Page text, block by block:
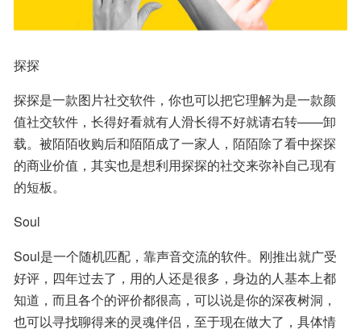
探探
探探是一款图片社交软件，你也可以把它理解为是一款颜
值社交软件，长得好看就有人滑长得不好就请右转——卸
载。被陌陌收购后和陌陌成了一家人，陌陌除了看中探探
的商业价值，其实也是想利用探探的社交来弥补自己现有
的短板。
Soul
Soul是一个随机匹配，靠声音交流的软件。刚推出就广受
好评，四年过去了，用的人还是很多，身边的人基本上都
知道，而且各个的评价都很高，可以说是你的深夜树洞，
也可以寻找聊得来的灵魂伴侣，至于现在做大了，具体情